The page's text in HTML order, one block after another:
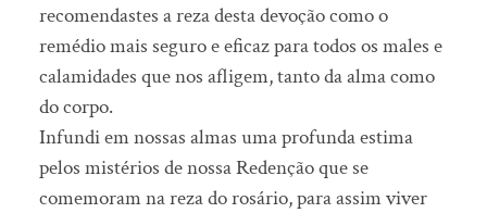
recomendastes a reza desta devoção como o
remédio mais seguro e eficaz para todos os males e
calamidades que nos afligem, tanto da alma como
do corpo.
Infundi em nossas almas uma profunda estima
pelos mistérios de nossa Redenção que se
comemoram na reza do rosário, para assim viver